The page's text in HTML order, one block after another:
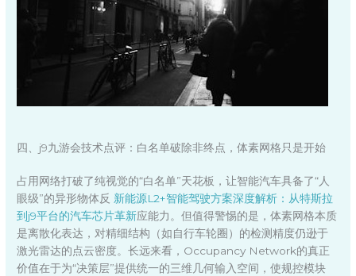
四、j9九游会技术点评：白名单破除非终点，体素网格只是开始
占用网络打破了纯视觉的“白名单”天花板，让智能汽车具备了“人
眼级”的异形物体反 新能源L2+智能驾驶方案深度解析：从特斯拉
到j9平台的汽车芯片革新应能力。但值得警惕的是，体素网格本质
是离散化表达，对精细结构（如自行车轮圈）的检测精度仍逊于
激光雷达的点云密度。长远来看，Occupancy Network的真正
价值在于为“决策层”提供统一的三维几何输入空间，使规控模块